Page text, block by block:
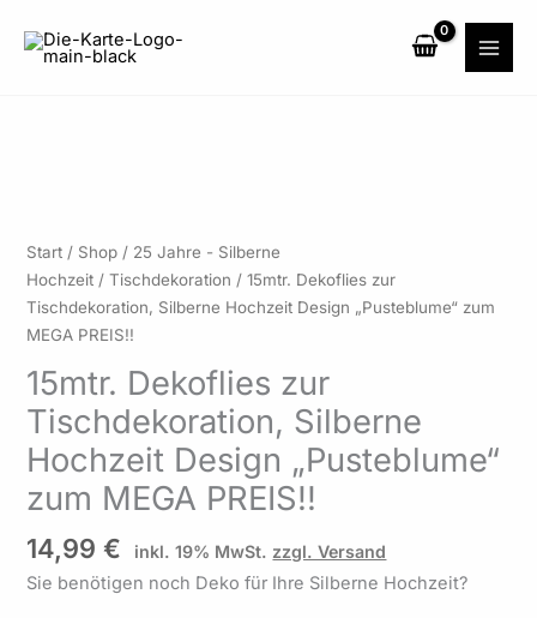
Inhalt
springen
Start / Shop / 25 Jahre - Silberne
Hochzeit /Tischdekoration / 15mtr. Dekoflies zur
Tischdekoration, Silberne Hochzeit Design „Pusteblume“ zum
MEGA PREIS!!
15mtr. Dekoflies zur
Tischdekoration, Silberne
Hochzeit Design „Pusteblume“
zum MEGA PREIS!!
14,99€ inkl. 19% MwSt. zzgl. Versand
Sie benötigen noch Deko für Ihre Silberne Hochzeit?
15mtr.
Dekoflies
zur
Tischdekoration,
Hochzeit
Design
"Pusteblume"
zum
MEGA
Menge